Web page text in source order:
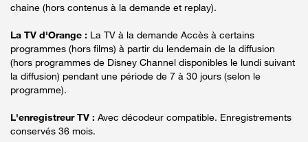
chaine (hors contenus à la demande et replay).
La TV d'Orange : La TV à la demande Accès à certains
programmes (hors films) à partir du lendemain de la diffusion
(hors programmes de Disney Channel disponibles le lundi suivant
la diffusion) pendant une période de 7 à 30 jours (selon le
programme).
L'enregistreur TV : Avec décodeur compatible. Enregistrements
conservés 36 mois.